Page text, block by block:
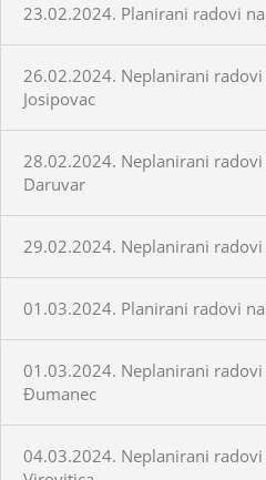
23.02.2024. Planirani radovi
26.02.2024. Neplanirani
Josipovac
28.02.2024. Neplanirani
Daruvar
29.02.2024. Neplanirani
01.03.2024. Planirani radovi
01.03.2024. Neplanirani
Đumanec
04.03.2024. Neplanirani